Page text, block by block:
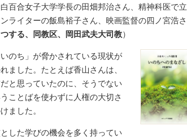
百合女子大学学長の田畑邦治さん、精神科医で立
ライターの飯島裕子さん、映画監督の四ノ宮浩さ
する、同教区、岡田武夫大司教）
のち」が脅かされている現状が
ました。たとえば香山さんは、
と思っていたのに、そうでない
ことばを使わずに人権の大切さ
ました。
した学びの機会を多く持ってい